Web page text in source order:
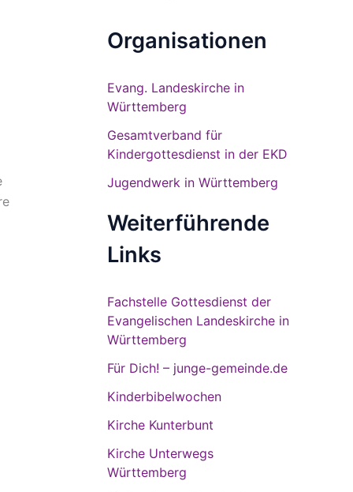
Organisationen
Evang. Landeskirche in
Württemberg
Gesamtverband für
Kindergottesdienst in der EKD
Jugendwerk in Württemberg
Weiterführende
Links
Fachstelle Gottesdienst der
Evangelischen Landeskirche in
Württemberg
Für Dich! – junge-gemeinde.de
Kinderbibelwochen
Kirche Kunterbunt
Kirche Unterwegs
Württemberg